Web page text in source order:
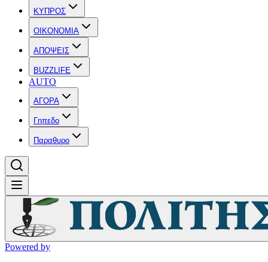
ΚΥΠΡΟΣ
OIKONOMIA
ΑΠΟΨΕΙΣ
BUZZLIFE
AUTO
ΑΓΟΡΑ
Γηπεδο
Παραθυρο
Powered by